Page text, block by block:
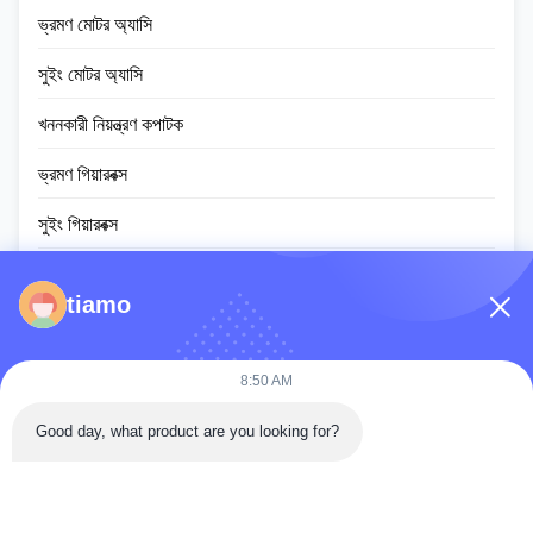
ভ্রমণ মোটর অ্যাসি
সুইং মোটর অ্যাসি
খননকারী নিয়ন্ত্রণ কপাটক
ভ্রমণ গিয়ারবক্স
সুইং গিয়ারবক্স
ইসিইউ নিয়ামক
হাইড্রোলিক সিলিন্ডার অ্যাসি
tiamo
8:50 AM
Good day, what product are you looking for?